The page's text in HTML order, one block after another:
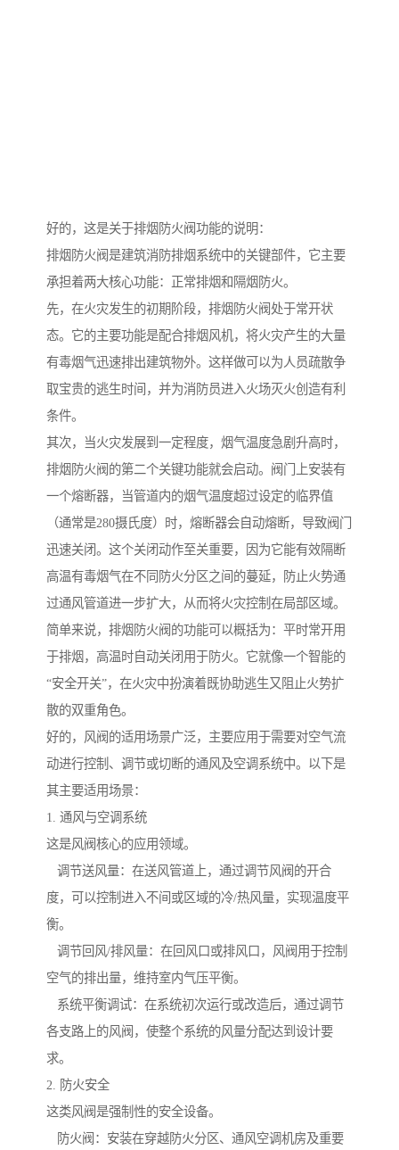
好的，这是关于排烟防火阀功能的说明：
排烟防火阀是建筑消防排烟系统中的关键部件，它主要
承担着两大核心功能：正常排烟和隔烟防火。
先，在火灾发生的初期阶段，排烟防火阀处于常开状
态。它的主要功能是配合排烟风机，将火灾产生的大量
有毒烟气迅速排出建筑物外。这样做可以为人员疏散争
取宝贵的逃生时间，并为消防员进入火场灭火创造有利
条件。
其次，当火灾发展到一定程度，烟气温度急剧升高时，
排烟防火阀的第二个关键功能就会启动。阀门上安装有
一个熔断器，当管道内的烟气温度超过设定的临界值
（通常是280摄氏度）时，熔断器会自动熔断，导致阀门
迅速关闭。这个关闭动作至关重要，因为它能有效隔断
高温有毒烟气在不同防火分区之间的蔓延，防止火势通
过通风管道进一步扩大，从而将火灾控制在局部区域。
简单来说，排烟防火阀的功能可以概括为：平时常开用
于排烟，高温时自动关闭用于防火。它就像一个智能的
“安全开关”，在火灾中扮演着既协助逃生又阻止火势扩
散的双重角色。
好的，风阀的适用场景广泛，主要应用于需要对空气流
动进行控制、调节或切断的通风及空调系统中。以下是
其主要适用场景：
1. 通风与空调系统
这是风阀核心的应用领域。
调节送风量：在送风管道上，通过调节风阀的开合
度，可以控制进入不间或区域的冷/热风量，实现温度平
衡。
调节回风/排风量：在回风口或排风口，风阀用于控制
空气的排出量，维持室内气压平衡。
系统平衡调试：在系统初次运行或改造后，通过调节
各支路上的风阀，使整个系统的风量分配达到设计要
求。
2. 防火安全
这类风阀是强制性的安全设备。
防火阀：安装在穿越防火分区、通风空调机房及重要